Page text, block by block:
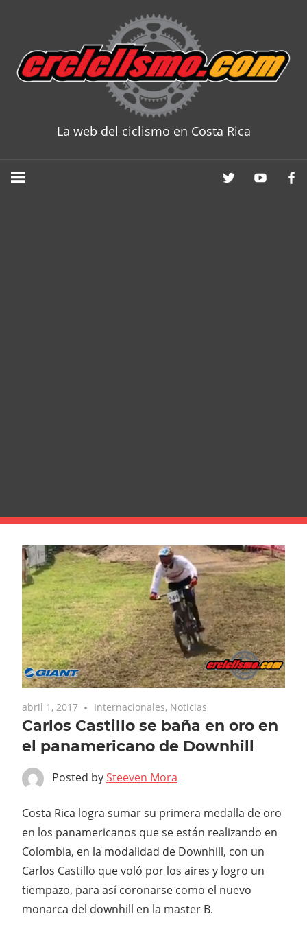
content
La web del ciclismo en Costa Rica
abril 1, 2017 Internacionales, Noticias
Carlos Castillo se baña en oro en
el panamericano de Downhill
Posted bySteeven Mora
Costa Rica logra sumar su primera medalla de oro
en los panamericanos que se están realizando en
Colombia, en la modalidad de Downhill, con un
Carlos Castillo que voló por los aires y logro un
tiempazo, para así coronarse como el nuevo
monarca del downhill en la master B.